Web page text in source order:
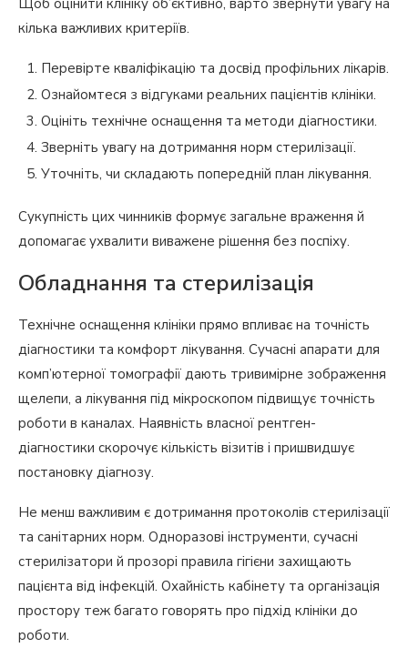
кілька важливих критеріїв.
Перевірте кваліфікацію та досвід профільних лікарів.
Ознайомтеся з відгуками реальних пацієнтів клініки.
Оцініть технічне оснащення та методи діагностики.
Зверніть увагу на дотримання норм стерилізації.
Уточніть, чи складають попередній план лікування.
Сукупність цих чинників формує загальне враження й
допомагає ухвалити виважене рішення без поспіху.
Обладнання та стерилізація
Технічне оснащення клініки прямо впливає на точність
діагностики та комфорт лікування. Сучасні апарати для
комп’ютерної томографії дають тривимірне зображення
щелепи, а лікування під мікроскопом підвищує точність
роботи в каналах. Наявність власної рентген-
діагностики скорочує кількість візитів і пришвидшує
постановку діагнозу.
Не менш важливим є дотримання протоколів стерилізації
та санітарних норм. Одноразові інструменти, сучасні
стерилізатори й прозорі правила гігієни захищають
пацієнта від інфекцій. Охайність кабінету та організація
простору теж багато говорять про підхід клініки до
роботи.